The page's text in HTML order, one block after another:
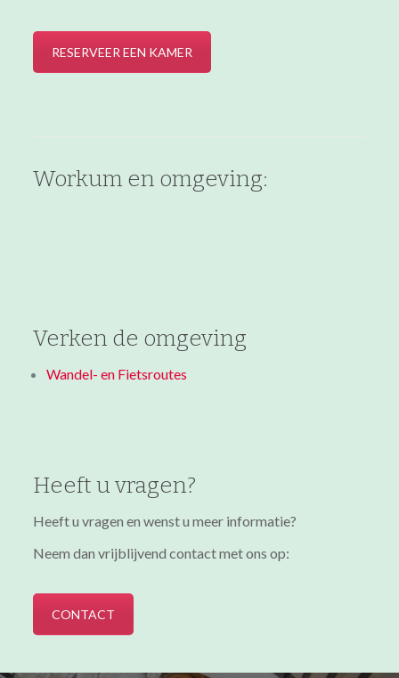
RESERVEER EEN KAMER
Workum en omgeving:
Verken de omgeving
Wandel- en Fietsroutes
Heeft u vragen?
Heeft u vragen en wenst u meer informatie?
Neem dan vrijblijvend contact met ons op:
CONTACT